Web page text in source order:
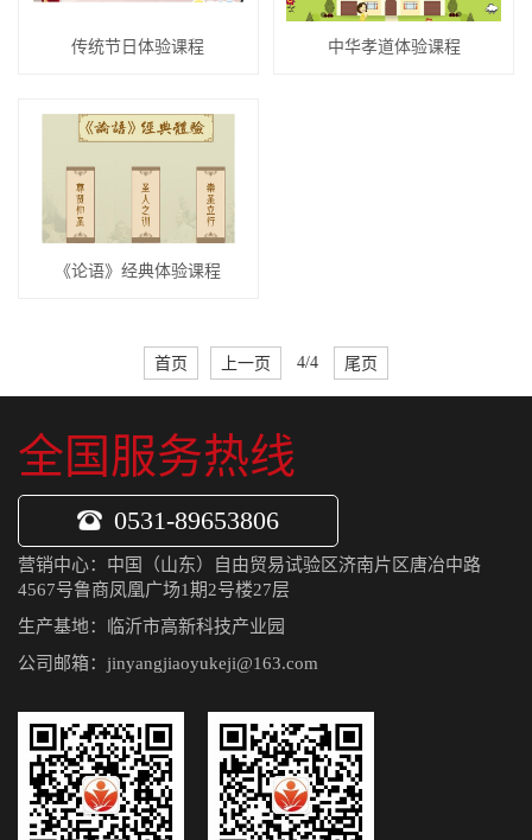
传统节日体验课程 中华孝道体验课程
《论语》经典体验课程
首页 上一页 4/4 尾页
全国服务热线
0531-89653806
营销中心：中国（山东）自由贸易试验区济南片区唐冶中路
4567号鲁商凤凰广场1期2号楼27层
生产基地：临沂市高新科技产业园
公司邮箱：jinyangjiaoyukeji@163.com